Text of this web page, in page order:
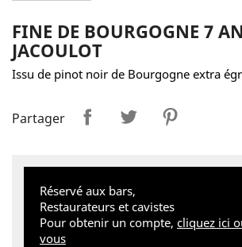
FINE DE BOURGOGNE 7
JACOULOT
Issu de pinot noir de Bourgogne extra
Partager
Réservé aux bars,
Restaurateurs et cavistes
Pour obtenir un compte, cliquez ici
vous